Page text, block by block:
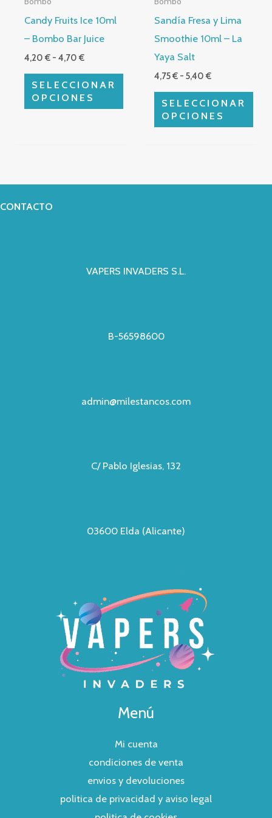
Candy Fruits Ice 10ml
– Bombo Bar Juice
4,20€ - 4,70€
SELECCIONAR
OPCIONES
se
pueden
elegir
en
página
Sandía Fresa y Lima
Smoothie 10ml – La
Yaya Salt
4,75€ - 5,40€
SELECCIONAR
OPCIONES
se
pueden
elegir
en
la
página
de
CONTACTO
VAPERS INVADERS S.L.
B-56598600
admin@milestancos.com
C/ Pablo Iglesias, 132
03600 Elda (Alicante)
Menú
Mi cuenta
condiciones de venta
envios y devoluciones
politica de privacidad y aviso legal